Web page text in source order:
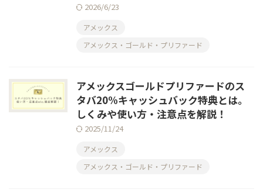
2026/6/23
アメックス
アメックス・ゴールド・プリファード
アメックスゴールドプリファードのス
タバ20%キャッシュバック特典とは。
しくみや使い方・注意点を解説！
2025/11/24
アメックス
アメックス・ゴールド・プリファード